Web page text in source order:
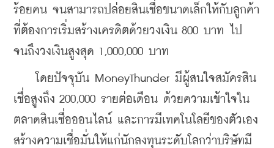
ร้อยคน จนสามารถปล่อยสินเชื่อขนาดเล็กให้กับลูกค้า
ที่ต้องการเริ่มสร้างเครดิตด้วยวงเงิน 800 บาท ไป
จนถึงวงเงินสูงสุด 1,000,000 บาท
โดยปัจจุบัน MoneyThunder มีผู้สนใจสมัครสิน
เชื่อสูงถึง 200,000 รายต่อเดือน ด้วยความเข้าใจใน
ตลาดสินเชื่อออนไลน์ และการมีเทคโนโลยีของตัวเอง
สร้างความเชื่อมั่นให้แก่นักลงทุนระดับโลกว่าบริษัทมี